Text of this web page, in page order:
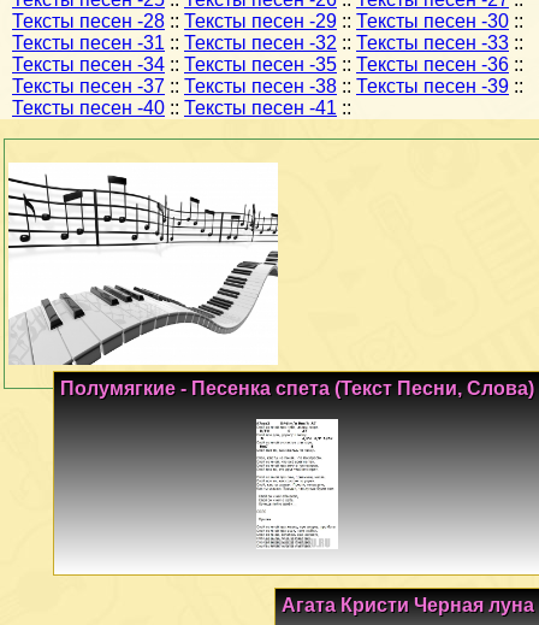
Тексты песен -28 :: Тексты песен -29 :: Тексты песен -30 ::
Тексты песен -31 :: Тексты песен -32 :: Тексты песен -33 ::
Тексты песен -34 :: Тексты песен -35 :: Тексты песен -36 ::
Тексты песен -37 :: Тексты песен -38 :: Тексты песен -39 ::
Тексты песен -40 :: Тексты песен -41 ::
Полумягкие - Песенка спета (Текст Песни, Слова)
Агата Кристи Черная луна